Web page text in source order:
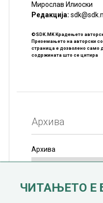
Мирослав Илиоски
Редакцијa:
©SDK.MK Крадењето
Преземањето на авторски
страница е дозволено само
содржината што се цитира
Архива
Архива
ЧИТАЊЕТО Е